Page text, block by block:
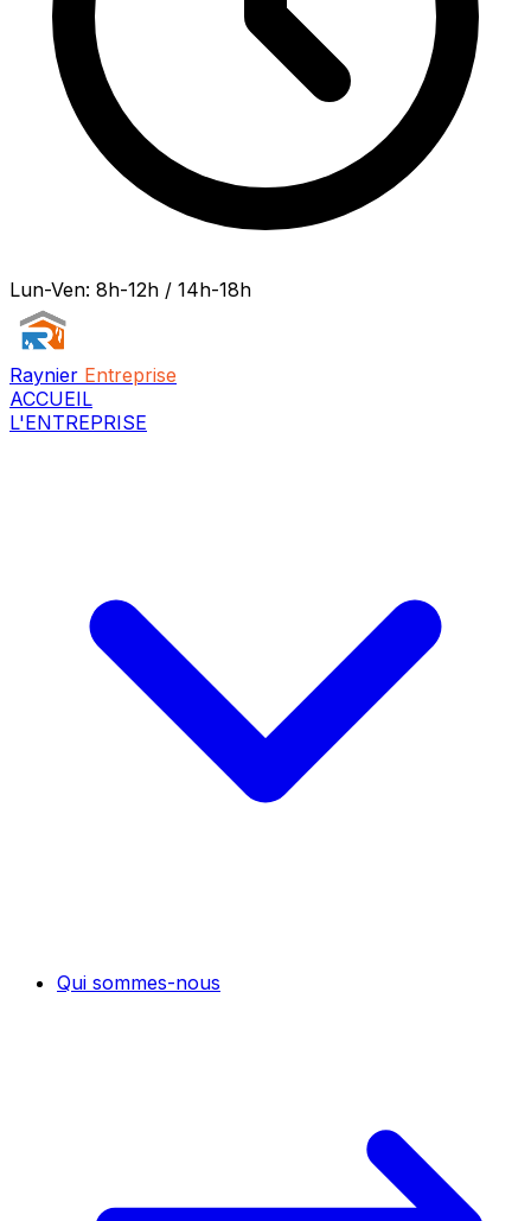
Lun-Ven: 8h-12h / 14h-18h
Raynier Entreprise
ACCUEIL
L'ENTREPRISE
Qui sommes-nous